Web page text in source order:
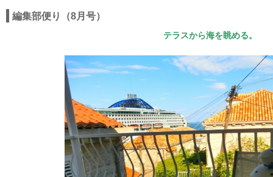
編集部便り（8月号）
テラスから海を眺める。